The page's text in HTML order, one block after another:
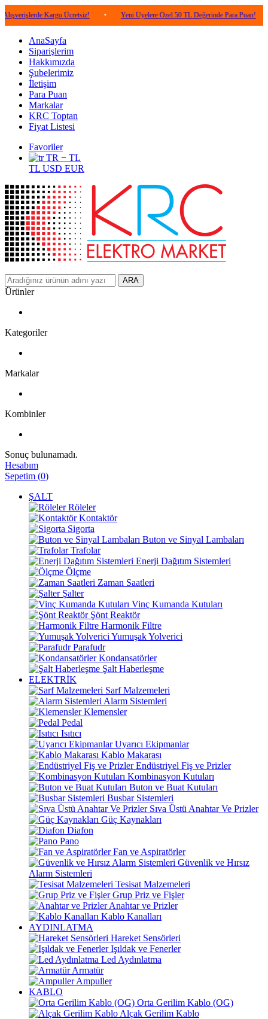
Kargo Ücretsiz! • Yeni Üyelere Özel 50 TL Değerinde Para Puan! •
AnaSayfa
Siparişlerim
Hakkımızda
Şubelerimiz
İletişim
Para Puan
Markalar
KRC Toptan
Fiyat Listesi
Favoriler
TR − TL
TL USD EUR
ARA
Ürünler
Kategoriler
Markalar
Kombinler
Sonuç bulunamadı.
Hesabım
Sepetim (0)
ŞALT
Röleler
Kontaktör
Sigorta
Buton ve Sinyal Lambaları
Trafolar
Enerji Dağıtım Sistemleri
Ölçme
Zaman Saatleri
Şalter
Vinç Kumanda Kutuları
Şönt Reaktör
Harmonik Filtre
Yumuşak Yolverici
Parafudr
Kondansatörler
Şalt Haberleşme
ELEKTRİK
Sarf Malzemeleri
Alarm Sistemleri
Klemensler
Pedal
Isıtıcı
Uyarıcı Ekipmanlar
Kablo Makarası
Endüstriyel Fiş ve Prizler
Kombinasyon Kutuları
Buton ve Buat Kutuları
Busbar Sistemleri
Sıva Üstü Anahtar Ve Prizler
Güç Kaynakları
Diafon
Pano
Fan ve Aspiratörler
Güvenlik ve Hırsız
Alarm Sistemleri
Tesisat Malzemeleri
Grup Priz ve Fişler
Anahtar ve Prizler
Kablo Kanalları
AYDINLATMA
Hareket Sensörleri
Işıldak ve Fenerler
Led Aydınlatma
Armatür
Ampuller
KABLO
Orta Gerilim Kablo (OG)
Alçak Gerilim Kablo